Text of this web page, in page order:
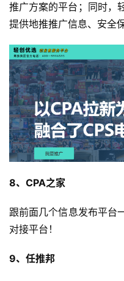
产
品
推广方案的平台；同时，
提供地推推广信息、安全
8、CPA之家
跟前面几个信息发布平台
对接平台！
9、任推邦